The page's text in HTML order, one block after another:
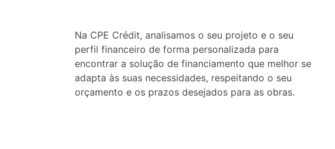
Na CPE Crédit, analisamos o seu projeto e o seu
perfil financeiro de forma personalizada para
encontrar a solução de financiamento que melhor se
adapta às suas necessidades, respeitando o seu
orçamento e os prazos desejados para as obras.